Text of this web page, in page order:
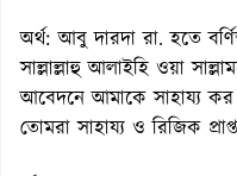
অর্থ: আবু দারদা রা. হতে
সাল্লাল্লাহু আলাইহি ওয়া
আবেদনে আমাকে সাহায্য
তোমরা সাহায্য ও রিজিক